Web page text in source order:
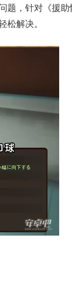
题，针对《援助
解决。